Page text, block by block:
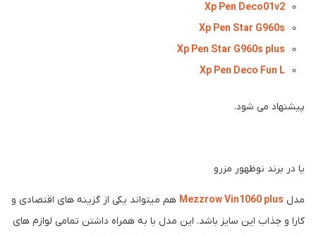
Xp Pen Deco01v2
Xp Pen Star G960s
Xp Pen Star G960s plus
Xp Pen Deco Fun L
پیشنهاد می شود.
یا در برند نوظهور مزرو
مدل Mezzrow Vin1060 plus هم میتواند یکی از گزینه های اقتصادی و
کارا و جذاب این سایز باشد. این مدل با به همراه داشتن تمامی لوازم های